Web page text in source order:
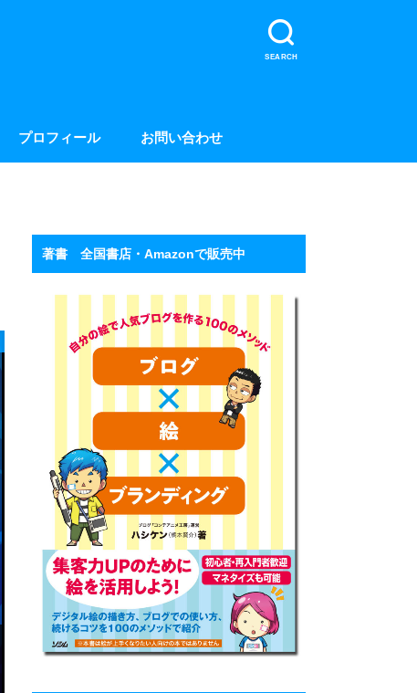
SEARCH
プロフィール お問い合わせ
著書 全国書店・Amazonで販売中